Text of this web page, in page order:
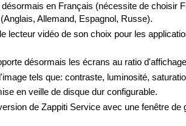
désormais en Français (nécessite de choisir
Allemand, Espagnol, Russe).
lecteur vidéo de son choix pour les
désormais les écrans au ratio
tels que: contraste, luminosité,
en veille de disque dur configurable.
de Zappiti Service avec une fenêtre de